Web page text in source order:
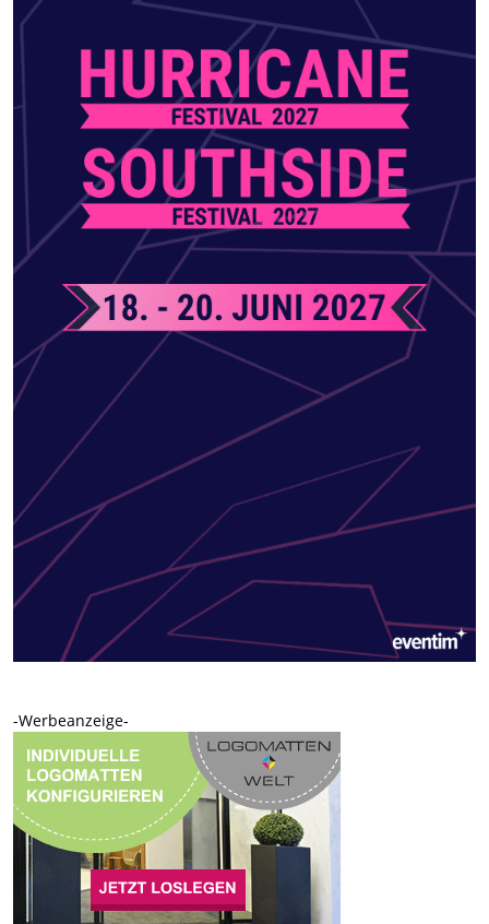
-Werbeanzeige-